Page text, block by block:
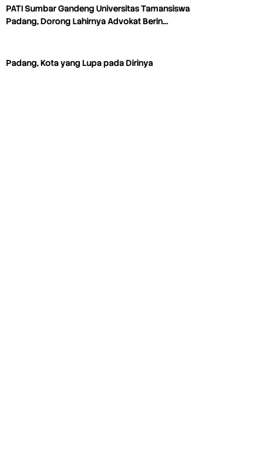
PATI Sumbar Gandeng Universitas Tamansiswa
Padang, Dorong Lahirnya Advokat Berin…
Padang, Kota yang Lupa pada Dirinya